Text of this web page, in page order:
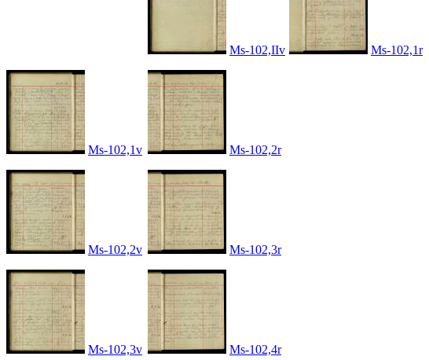
Ms-102,IIv Ms-102,1r
Ms-102,1v Ms-102,2r
Ms-102,2v Ms-102,3r
Ms-102,3v Ms-102,4r